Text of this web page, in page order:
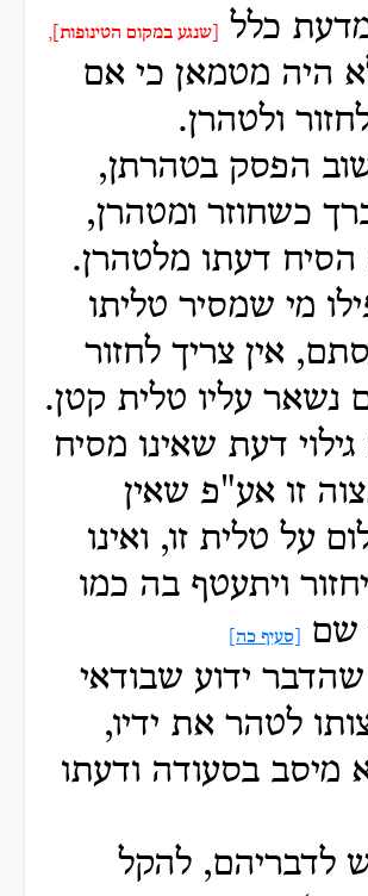
כלל [שנגע במקום הטינופות],
היה מטמאן כי אם
ולטהרן.
הפסק בטהרתן,
כשחוזר ומטהרן,
הסיח דעתו מלטהרן.
מי שמסיר טליתו
אין צריך לחזור
נשאר עליו טלית קטן.
דעת שאינו מסיח
זו אע"פ שאין
על טלית זו, ואינו
ויתעטף בה כמו
שם
[סעיף כה]
ידוע שבודאי
לטהר את ידיו,
מיסב בסעודה ודעתו
לדבריהם, להקל